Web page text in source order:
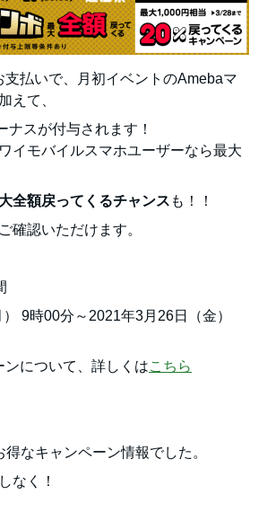
支払いで、月初イベントのAmebaマ
えて、
ナスが付与されます！
イモバイルスマホユーザーなら最大
全額戻ってくるチャンス も！！
確認いただけます。
9時00分～2021年3月26日（金）
ンについて、詳しくはこちら
なキャンペーン情報でした。
なく！